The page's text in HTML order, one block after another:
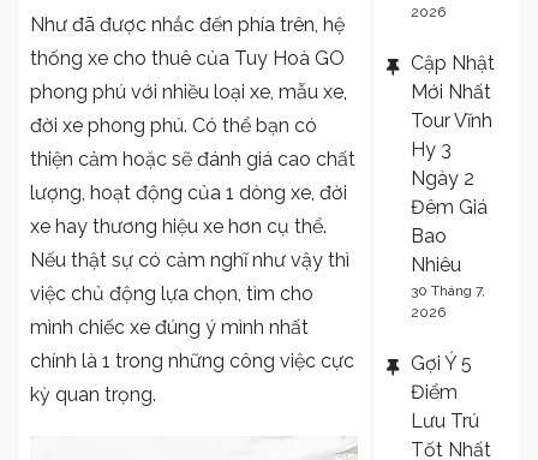
Như đã được nhắc đến phía trên, hệ
thống xe cho thuê của Tuy Hoà GO
phong phú với nhiều loại xe, mẫu xe,
đời xe phong phú. Có thể bạn có
thiện cảm hoặc sẽ đánh giá cao chất
lượng, hoạt động của 1 dòng xe, đời
xe hay thương hiệu xe hơn cụ thể.
Nếu thật sự có cảm nghĩ như vậy thì
việc chủ động lựa chọn, tìm cho
mình chiếc xe đúng ý mình nhất
chính là 1 trong những công việc cực
kỳ quan trọng.
2026
Cập Nhật
Mới Nhất
Tour Vĩnh
Hy 3
Ngày 2
Đêm Giá
Bao
Nhiêu
30 Tháng 7,
2026
Gợi Ý 5
Điểm
Lưu Trú
Tốt Nhất